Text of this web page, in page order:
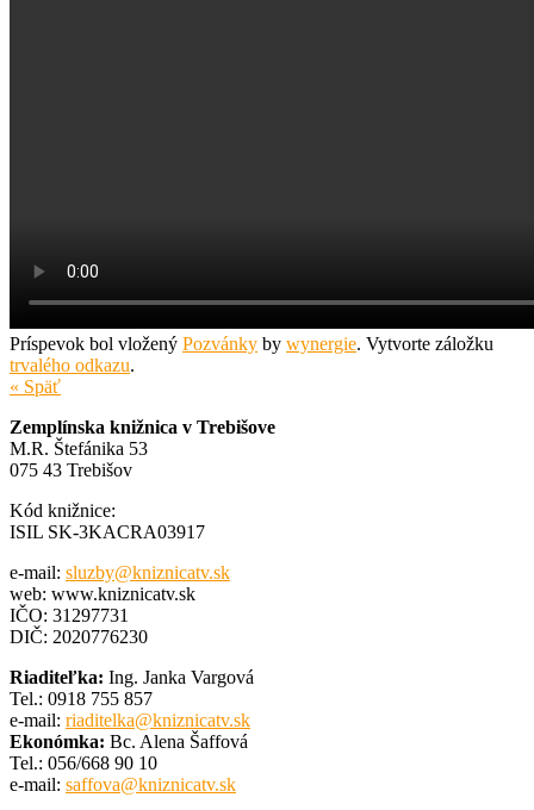
Príspevok bol vložený Pozvánky by wynergie. Vytvorte záložku
trvalého odkazu.
« Späť
Zemplínska knižnica v Trebišove
M.R. Štefánika 53
075 43 Trebišov
Kód knižnice:
ISIL SK-3KACRA03917
e-mail: sluzby@kniznicatv.sk
web: www.kniznicatv.sk
IČO: 31297731
DIČ: 2020776230
Riaditeľka: Ing. Janka Vargová
Tel.: 0918 755 857
e-mail: riaditelka@kniznicatv.sk
Ekonómka: Bc. Alena Šaffová
Tel.: 056/668 90 10
e-mail: saffova@kniznicatv.sk